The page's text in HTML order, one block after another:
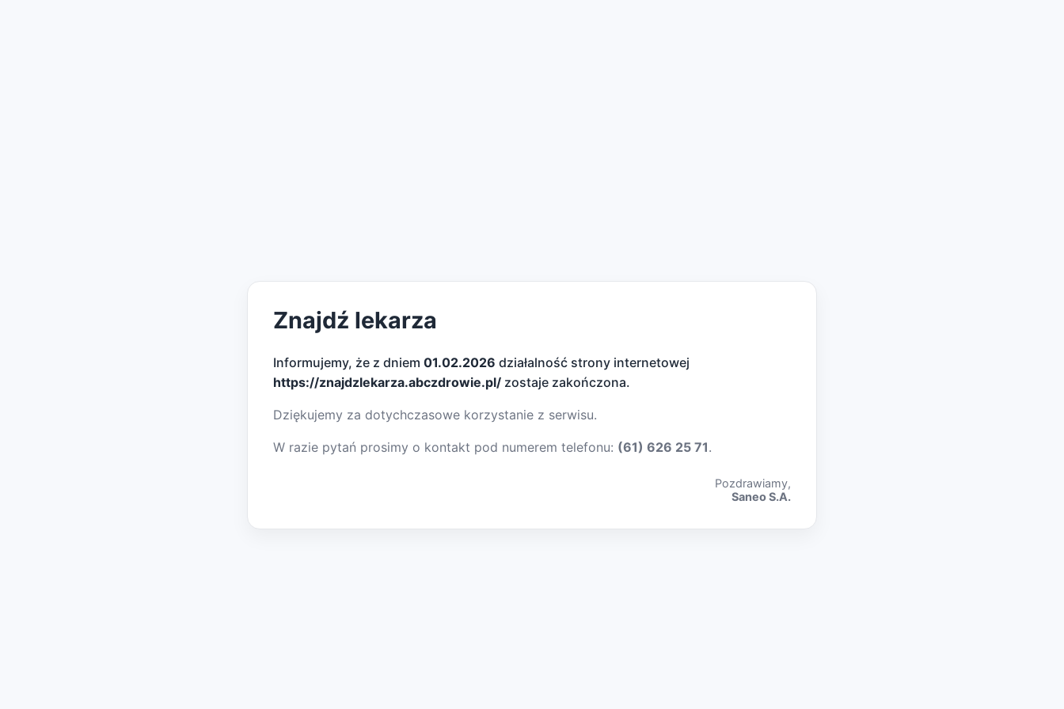
Znajdź lekarza
Informujemy, że z dniem 01.02.2026 działalność strony internetowej
https://znajdzlekarza.abczdrowie.pl/ zostaje zakończona.
Dziękujemy za dotychczasowe korzystanie z serwisu.
W razie pytań prosimy o kontakt pod numerem telefonu: (61) 626 25 71.
Pozdrawiamy,
Saneo S.A.